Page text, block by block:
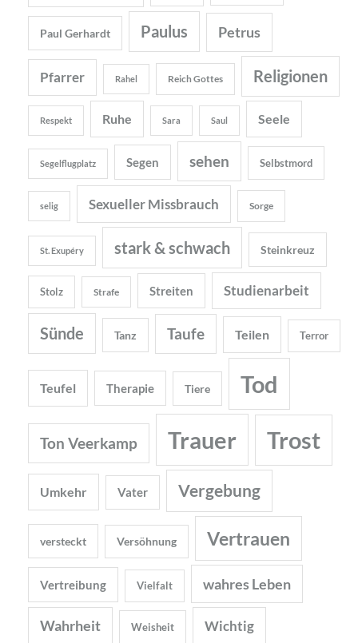
Paul Gerhardt Paulus Petrus
Pfarrer Rahel Reich Gottes Religionen
Respekt Ruhe Sara Saul Seele
Segelflugplatz Segen sehen Selbstmord
selig Sexueller Missbrauch Sorge
St. Exupéry stark & schwach Steinkreuz
Stolz Strafe Streiten Studienarbeit
Sünde Tanz Taufe Teilen Terror
Teufel Therapie Tiere Tod
Ton Veerkamp Trauer Trost
Umkehr Vater Vergebung
versteckt Versöhnung Vertrauen
Vertreibung Vielfalt wahres Leben
Wahrheit Weisheit Wichtig